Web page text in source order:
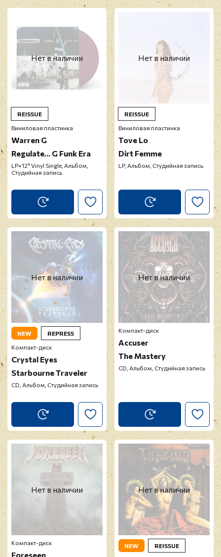
Нет в наличии
REISSUE
Виниловая пластинка
Warren G
Regulate... G Funk Era
LP+12" Vinyl Single, Альбом,
Студийная запись
Нет в наличии
REISSUE
Виниловая пластинка
Tove Lo
Dirt Femme
LP, Альбом, Студийная запись
Нет в наличии
NEW
REPRESS
Компакт-диск
Crystal Eyes
Starbourne Traveler
CD, Альбом, Студийная запись
Нет в наличии
Компакт-диск
Accuser
The Mastery
CD, Альбом, Студийная запись
Нет в наличии
Компакт-диск
Foreseen
Нет в наличии
NEW
REISSUE